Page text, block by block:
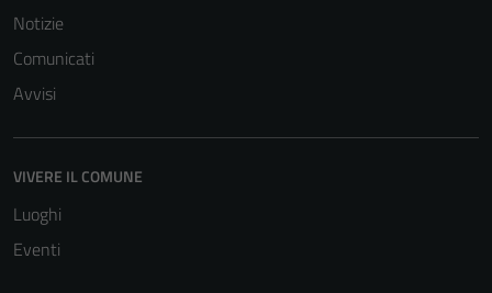
Notizie
Comunicati
Avvisi
VIVERE IL COMUNE
Luoghi
Eventi